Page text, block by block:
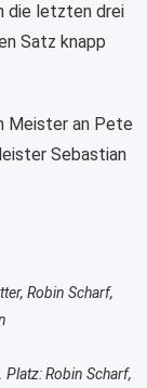
die letzten drei
Satz knapp
Meister an Pete
Sebastian
Robin Scharf,
Robin Scharf,